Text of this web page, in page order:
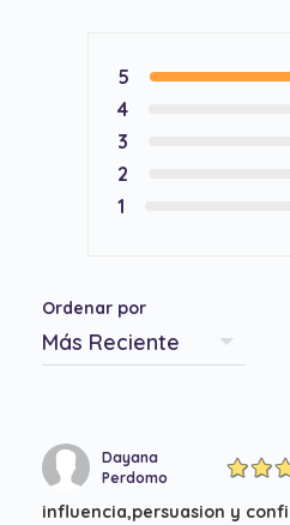
5
4
3
2
1
Ordenar por
Dayana
Perdomo
influencia,persuasion y